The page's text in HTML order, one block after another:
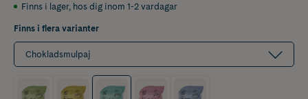
Finns i lager, hos dig inom 1-2 vardagar
Finns i flera varianter
Chokladsmulpaj